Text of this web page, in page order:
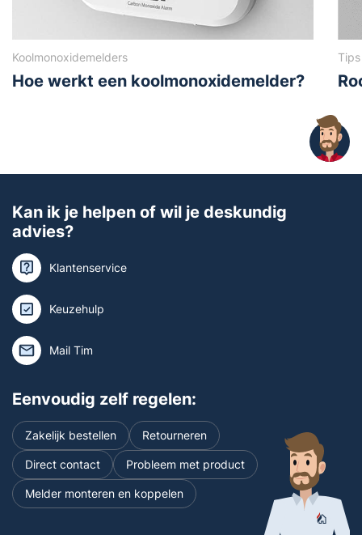
Koolmonoxidemelders
Hoe werkt een koolmonoxidemelder?
Kan ik je helpen of wil je deskundig
advies?
Klantenservice
Keuzehulp
Mail Tim
Eenvoudig zelf regelen:
Zakelijk bestellen Retourneren
Direct contact Probleem met product
Melder monteren en koppelen